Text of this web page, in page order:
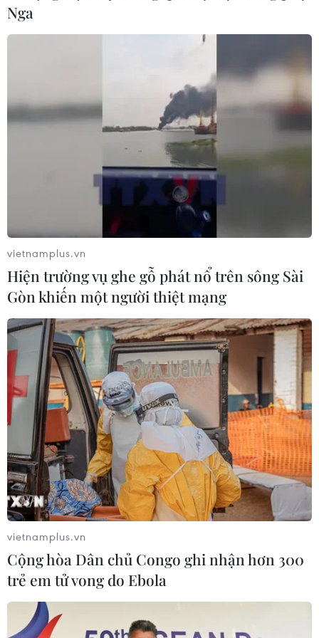
Bình Dương: Khởi tố đối tượng dùng súng
Đối tượng Nguyễn Tấn Phát (sinh năm 1997, ngụ
phường Thành Tâm, thị xã Chơn Thành, tỉnh Bình
Phước), kẻ cướp Ngân hàng Sacombank ở Bàu Bàng, bị
điều tra về hai tội “cướp tài sản” và “giết người."
Nga
vietnamplus.vn
Hiện trường vụ ghe gỗ phát nổ trên sông Sài
Gòn khiến một người thiệt mạng
vietnamplus.vn
Cộng hòa Dân chủ Congo ghi nhận hơn 300
trẻ em tử vong do Ebola